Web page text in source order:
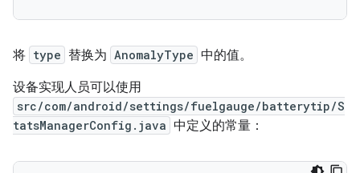
将 type 替换为 AnomalyType 中的值。
设备实现人员可以使用
src/com/android/settings/fuelgauge/batterytip/S
tatsManagerConfig.java 中定义的常量：